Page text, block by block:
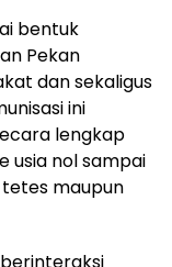
bentuk
Pekan
dan sekaligus
ini
lengkap
usia nol sampai
maupun